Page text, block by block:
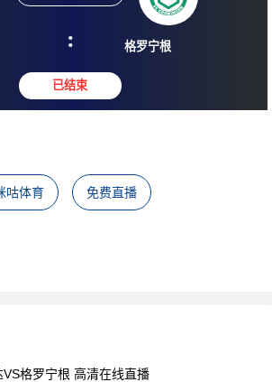
2025-10-02 21:28:37
: 格罗宁根
咕体育 免费直播
VS格罗宁根 高清在线直播